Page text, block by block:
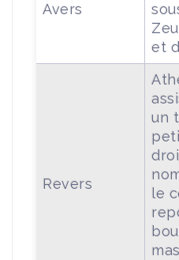
Avers
et
Revers
un
le